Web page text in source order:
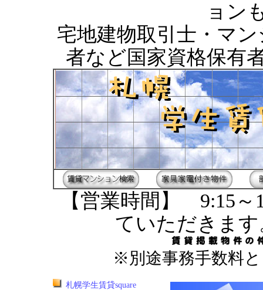
ョン
宅地建物取引士・マ
者など国家資格保有
【営業時間】 9:15
ていただきます
※別途事務手数料
札幌学生賃貸square